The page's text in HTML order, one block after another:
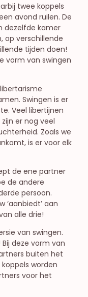
twee koppels
avond ruilen. De
dezelfde kamer
op verschillende
tijden doen!
vorm van swingen
Swingen is er
Veel libertijnen
er nog veel
Zoals we
is er voor elk
de ene partner
de andere
persoon.
‘aanbiedt’ aan
alle drie!
van swingen.
deze vorm van
buiten het
worden
voor het